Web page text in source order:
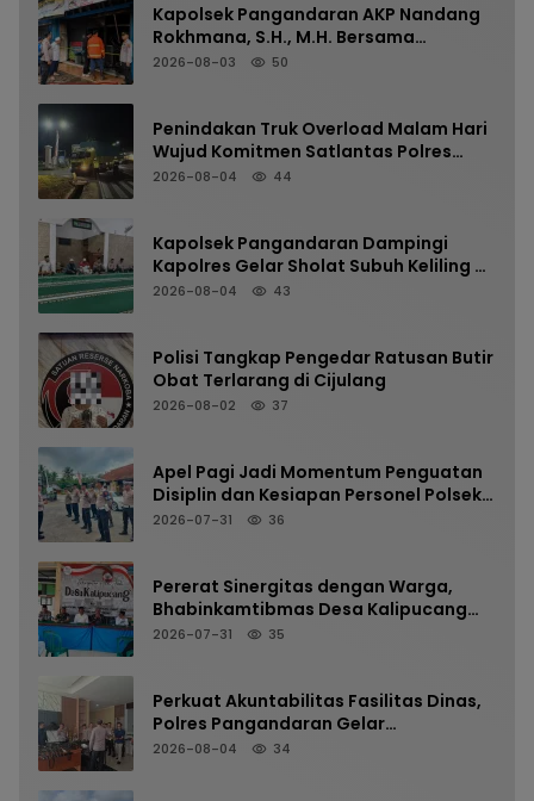
Kapolsek Pangandaran AKP Nandang
Rokhmana, S.H., M.H. Bersama
Anggota Cek TKP Kebakaran Ruko
2026-08-03 50
Penindakan Truk Overload Malam Hari
Wujud Komitmen Satlantas Polres
Pangandaran Menjaga Keselamatan
2026-08-04 44
Kapolsek Pangandaran Dampingi
Kapolres Gelar Sholat Subuh Keliling di
Masjid Jami Al-Furqon, Pererat
2026-08-04 43
Polisi Tangkap Pengedar Ratusan Butir
Obat Terlarang di Cijulang
2026-08-02 37
Apel Pagi Jadi Momentum Penguatan
Disiplin dan Kesiapan Personel Polsek
Kalipucang
2026-07-31 36
Pererat Sinergitas dengan Warga,
Bhabinkamtibmas Desa Kalipucang
Ikuti Rangkaian Milangkala Desa ke-
2026-07-31 35
Perkuat Akuntabilitas Fasilitas Dinas,
Polres Pangandaran Gelar
Pemeriksaan Senpi Berkala
2026-08-04 34